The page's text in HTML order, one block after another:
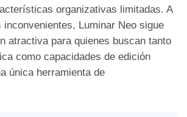
organizativas limitadas. A
inconvenientes, Luminar Neo sigue
atractiva para quienes buscan tanto
como capacidades de edición
única herramienta de